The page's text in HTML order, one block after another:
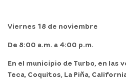
Viernes 18 de noviembre
De 8:00 a.m. a 4:00 p.m.
En el municipio de Turbo, en las
Teca, Coquitos, La Piña,